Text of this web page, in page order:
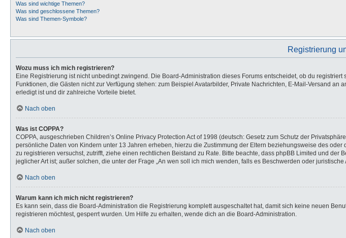
Was sind wichtige Themen?
Was sind geschlossene Themen?
Was sind Themen-Symbole?
Registrierung
Wozu muss ich mich registrieren?
Eine Registrierung ist nicht unbedingt zwingend. Die Board-Administration dieses Forums entscheidet, ob du
Funktionen, die Gästen nicht zur Verfügung stehen: zum Beispiel Avatarbilder, Private Nachrichten, E-Mail-Versand
erledigt ist und dir zahlreiche Vorteile bietet.
Nach oben
Was ist COPPA?
COPPA, ausgeschrieben Children’s Online Privacy Protection Act of 1998 (deutsch: Gesetz zum Schutz der
persönliche Daten von Kindern unter 13 Jahren erheben, hierzu die Zustimmung der Eltern beziehungsweise des
zu registrieren versuchst, zutrifft, ziehe einen rechtlichen Beistand zu Rate. Bitte beachte, dass phpBB Limited und
jeglicher Art ist; außer solchen, die unter der Frage „An wen soll ich mich wenden, falls es Beschwerden oder
Nach oben
Warum kann ich mich nicht registrieren?
Es kann sein, dass die Board-Administration die Registrierung komplett ausgeschaltet hat, damit sich keine neuen
registrieren möchtest, gesperrt wurden. Um Hilfe zu erhalten, wende dich an die Board-Administration.
Nach oben